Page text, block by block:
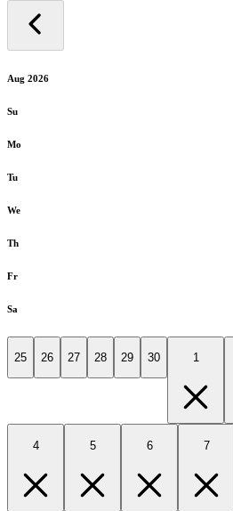
Aug 2026
Su
Mo
Tu
We
Th
Fr
Sa
25 26 27 28 29 30 1
4 5 6 7